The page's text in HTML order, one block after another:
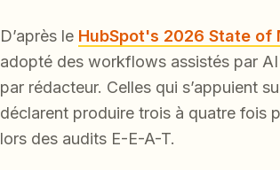
D’après le HubSpot's 2026 State of
adopté des workflows assistés par
par rédacteur. Celles qui s’appuient
déclarent produire trois à quatre fois
lors des audits E-E-A-T.